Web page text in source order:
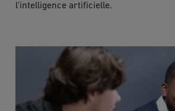
l'intelligence artificielle.